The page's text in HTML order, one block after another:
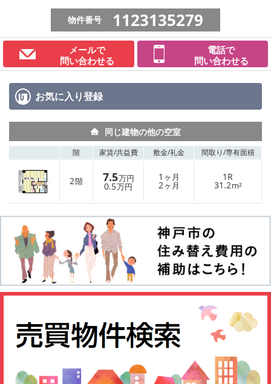
物件番号 1123135279
メールで
問い合わせる
電話で
問い合わせる
お気に入り登録
同じ建物の他の空室
階 家賃/共益費 敷金/礼金 間取り/専有面積
2階 7.5万円
0.5万円
1 ヶ月
2ヶ月
1R
31.2m²